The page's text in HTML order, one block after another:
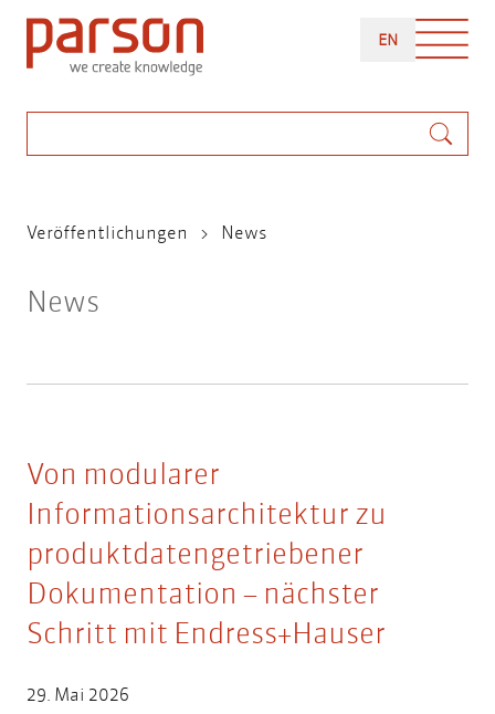
Direkt
zum
Inhalt
ENENGLISH
Pfadnavigation
Veröffentlichungen News
News
Von modularer
Informationsarchitektur zu
produktdatengetriebener
Dokumentation – nächster
Schritt mit Endress+Hauser
29. Mai 2026